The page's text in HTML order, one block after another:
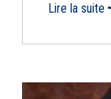
Lire la suite